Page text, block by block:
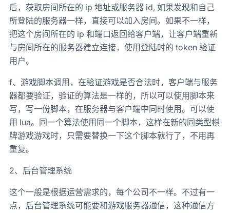
后，获取房间所在的 ip 地址或服务器 id, 如果发现和自己
所登陆的服务器一样，直接可以加入房间。如果不一样，
把这个房间所在的 ip 和端口返回给客户端，让客户端重新
与房间所在的服务器建立连接，使用登陆时的 token 验证
用户。
f、游戏脚本调用，在验证游戏是否合法时，客户端与服务
器都要验证，验证的算法是一样的，所以可以使用脚本来
写，写一份脚本，在服务器与客户端中同时使用。可以使
用 lua。同一个算法使用同一个脚本，这样在新的同类型棋
牌游戏游戏时，只需要替换一下这个脚本就行了，不用再
重复。
2、后台管理系统
这个一般是根据运营需求的，每个公司不一样。不过有一
点，后台管理系统可能要和游戏服务器通信，这种通信方